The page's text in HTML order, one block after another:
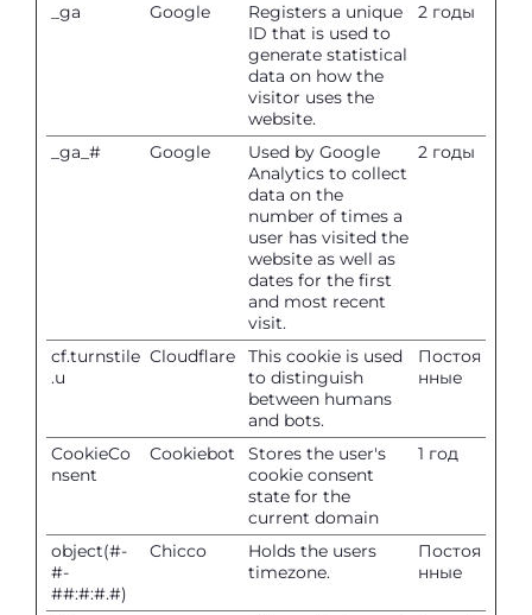
_ga Google
Registers a unique
ID that is used to
generate statistical
data on how the
visitor uses the
website.
2 годы
_ga_# Google
Used by Google
Analytics to collect
data on the
number of times a
user has visited the
website as well as
dates for the first
and most recent
visit.
2 годы
cf.turnstile
.u
Cloudflare
This cookie is used
to distinguish
between humans
and bots.
Постоя
нные
CookieCo
nsent
Cookiebot
Stores the user's
cookie consent
state for the
current domain
1 год
object(#-
#-
##:#:#.#)
Chicco
Holds the users
timezone.
Постоя
нные